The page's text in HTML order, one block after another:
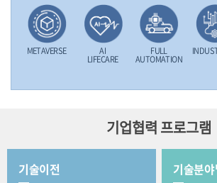
METAVERSE AI
LIFECARE
FULL
AUTOMATION
기업협력 프로그램
기술이전 기술분